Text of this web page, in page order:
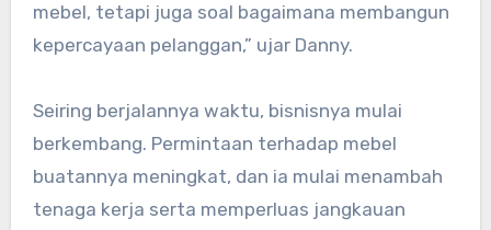
mebel, tetapi juga soal bagaimana membangun
kepercayaan pelanggan,” ujar Danny.
Seiring berjalannya waktu, bisnisnya mulai
berkembang. Permintaan terhadap mebel
buatannya meningkat, dan ia mulai menambah
tenaga kerja serta memperluas jangkauan